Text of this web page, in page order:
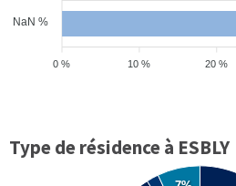
NaN %
20 %
10 %
0 %
Type de résidence à ESBLY